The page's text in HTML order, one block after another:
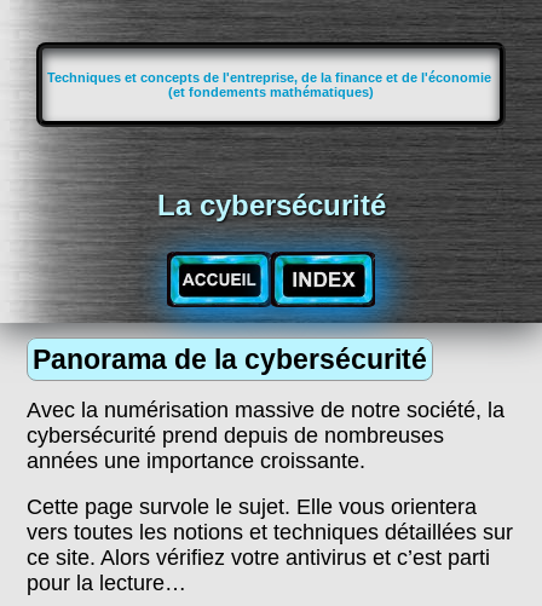
Techniques et concepts de l'entreprise, de la finance et de l'économie
(et fondements mathématiques)
La cybersécurité
Panorama de la cybersécurité
Avec la numérisation massive de notre société, la
cybersécurité prend depuis de nombreuses
années une importance croissante.
Cette page survole le sujet. Elle vous orientera
vers toutes les notions et techniques détaillées sur
ce site. Alors vérifiez votre antivirus et c’est parti
pour la lecture…